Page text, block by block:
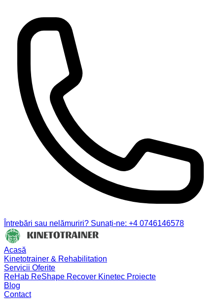
Întrebări sau nelămuriri? Sunați-ne: +4 0746146578
Acasă
Kinetotrainer & Rehabilitation
Servicii Oferite
ReHab ReShape Recover Kinetec Proiecte
Blog
Contact